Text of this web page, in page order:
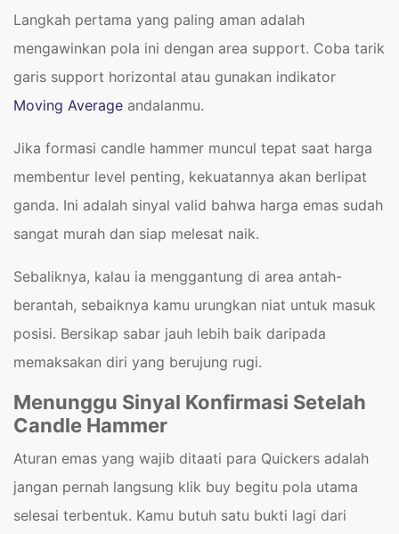
Langkah pertama yang paling aman adalah
mengawinkan pola ini dengan area support. Coba tarik
garis support horizontal atau gunakan indikator
Moving Average andalanmu.
Jika formasi candle hammer muncul tepat saat harga
membentur level penting, kekuatannya akan berlipat
ganda. Ini adalah sinyal valid bahwa harga emas sudah
sangat murah dan siap melesat naik.
Sebaliknya, kalau ia menggantung di area antah-
berantah, sebaiknya kamu urungkan niat untuk masuk
posisi. Bersikap sabar jauh lebih baik daripada
memaksakan diri yang berujung rugi.
Menunggu Sinyal Konfirmasi Setelah
Candle Hammer
Aturan emas yang wajib ditaati para Quickers adalah
jangan pernah langsung klik buy begitu pola utama
selesai terbentuk. Kamu butuh satu bukti lagi dari